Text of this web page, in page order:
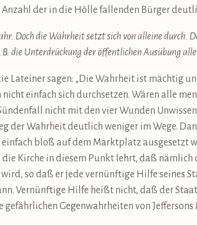
der in die Hölle fallenden Bürger
Doch die Wahrheit setzt sich von alleine durch.
die Unterdrückung der öffentlichen Ausübung
Lateiner sagen: „Die Wahrheit ist mächtig
einfach sich durchsetzen. Wären alle
nicht mit den vier Wunden
der Wahrheit deutlich weniger im Wege.
bloß auf dem Marktplatz ausgesetzt
Kirche in diesem Punkt lehrt, daß nämlich
so daß er jede vernünftige Hilfe seines
Vernünftige Hilfe heißt nicht, daß der
gefährlichen Gegenwahrheiten von